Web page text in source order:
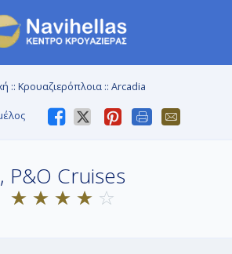
:: Κρουαζιερόπλοια :: Arcadia
P&O Cruises